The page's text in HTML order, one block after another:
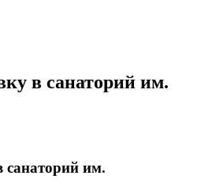
в санаторий им.
санаторий им.